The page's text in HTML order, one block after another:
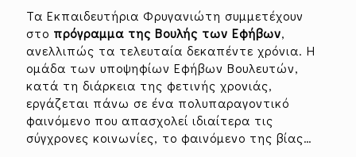
Τα Εκπαιδευτήρια Φρυγανιώτη συμμετέχουν
στο πρόγραμμα της Βουλής των Εφήβων,
ανελλιπώς τα τελευταία δεκαπέντε χρόνια. Η
ομάδα των υποψηφίων Εφήβων Βουλευτών,
κατά τη διάρκεια της φετινής χρονιάς,
εργάζεται πάνω σε ένα πολυπαραγοντικό
φαινόμενο που απασχολεί ιδιαίτερα τις
σύγχρονες κοινωνίες, το φαινόμενο της βίας…